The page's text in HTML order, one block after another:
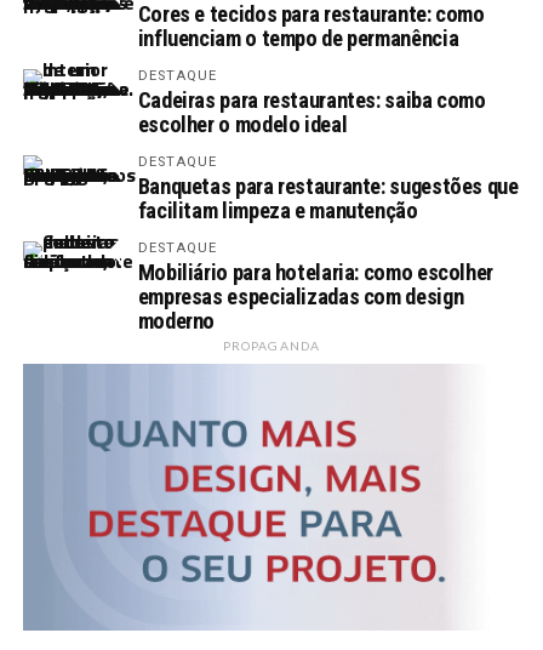
Cores e tecidos para restaurante: como
influenciam o tempo de permanência
DESTAQUE
Cadeiras para restaurantes: saiba como
escolher o modelo ideal
DESTAQUE
Banquetas para restaurante: sugestões que
facilitam limpeza e manutenção
DESTAQUE
Mobiliário para hotelaria: como escolher
empresas especializadas com design
moderno
PROPAGANDA